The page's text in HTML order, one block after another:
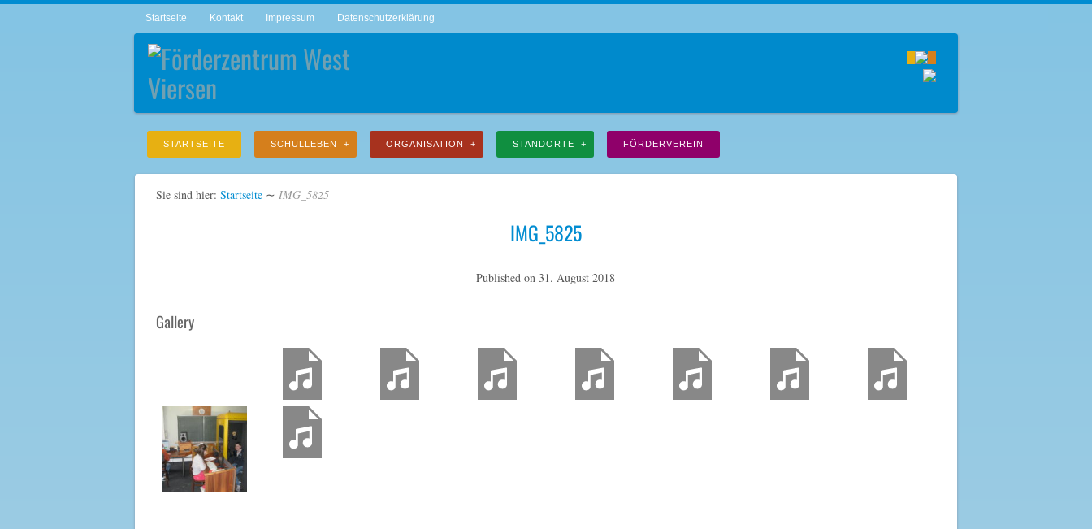
Startseite Kontakt Impressum Datenschutzerklärung
STARTSEITE SCHULLEBEN ORGANISATION STANDORTE FÖRDERVEREIN
Sie sind hier: Startseite ∼ IMG_5825
IMG_5825
Published on31. August 2018
Gallery